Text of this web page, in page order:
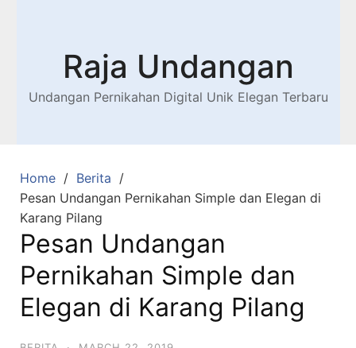
Raja Undangan
Undangan Pernikahan Digital Unik Elegan Terbaru
Home
Berita
Pesan Undangan Pernikahan Simple dan Elegan di
Karang Pilang
Pesan Undangan
Pernikahan Simple dan
Elegan di Karang Pilang